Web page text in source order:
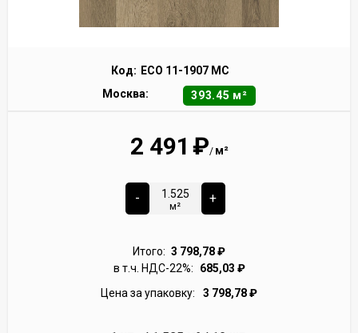
Код: ECO 11-1907 MC
Москва:
393.45 м²
2 491 ₽/ м²
-
м²
+
Итого: 3 798,78₽
в т.ч. НДС-22%:
685,03 ₽
Цена за упаковку:
3 798,78₽